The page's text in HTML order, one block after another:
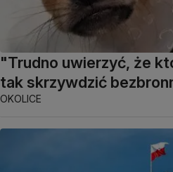
"Trudno uwierzyć, że
tak skrzywdzić
OKOLICE